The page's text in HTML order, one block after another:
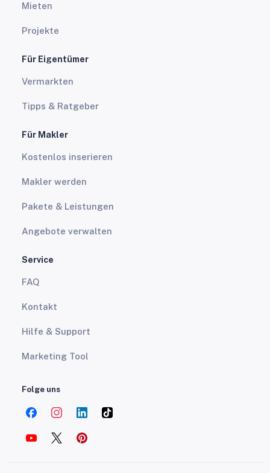
Mieten
Projekte
Für Eigentümer
Vermarkten
Tipps & Ratgeber
Für Makler
Kostenlos inserieren
Makler werden
Pakete & Leistungen
Angebote verwalten
Service
FAQ
Kontakt
Hilfe & Support
Marketing Tool
Folge uns